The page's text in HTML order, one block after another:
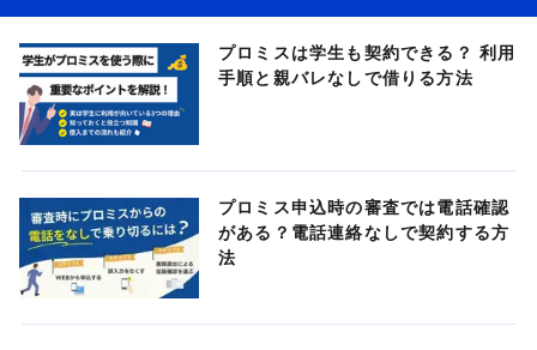
プロミスは学生も契約できる？ 利用
手順と親バレなしで借りる方法
プロミス申込時の審査では電話確認
がある？電話連絡なしで契約する方
法